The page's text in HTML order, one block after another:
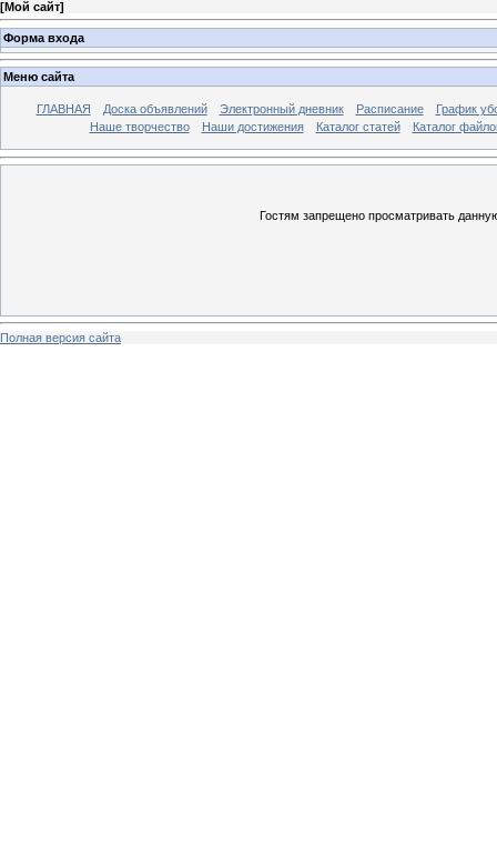
[Мой сайт]
Форма входа
Меню сайта
ГЛАВНАЯ Доска объявлений Электронный дневник Расписание
График
Наше творчество
Наши достижения Каталог статей Каталог
Гостям запрещено просматривать
Полная версия сайта